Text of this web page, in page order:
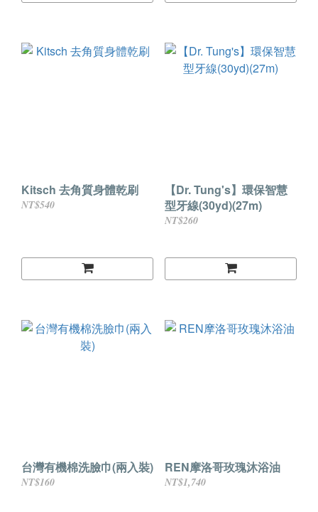
Kitsch 去角質身體乾刷
NT$540
【Dr. Tung's】環保智慧
型牙線(30yd)(27m)
NT$260
台灣有機棉洗臉巾(兩入裝)
NT$160
REN摩洛哥玫瑰沐浴油
NT$1,740